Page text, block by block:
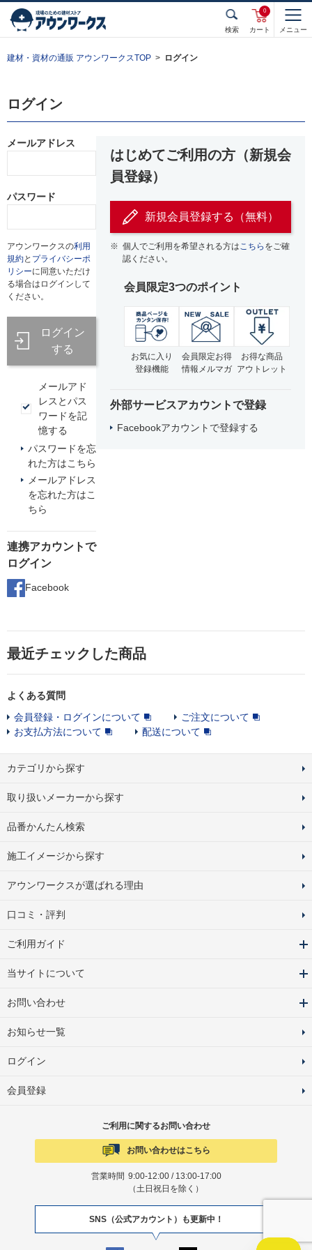
検索 カート
0
メニュー
建材・資材の通販 アウンワークスTOP ログイン
ログイン
メールアドレス
パスワード
アウンワークスの利用
規約と プライバシーポ
リシーに同意いただけ
る場合はログインして
ください。
ログイン
する
メールアド
レスとパス
ワードを記
憶する
パスワードを忘
れた方はこちら
メールアドレス
を忘れた方はこ
ちら
連携アカウントで
ログイン
Facebook
はじめてご利用の方（新規会
員登録）
新規会員登録する（無料）
※ 個人でご利用を希望される方はこちら をご確
認ください。
会員限定3つのポイント
お気に入り
登録機能
会員限定お得
情報メルマガ
お得な商品
アウトレット
外部サービスアカウントで登録
Facebookアカウントで登録する
最近チェックした商品
よくある質問
会員登録・ログインについて
ご注文について
お支払方法について
配送について
カテゴリから探す
取り扱いメーカーから探す
品番かんたん検索
施工イメージから探す
アウンワークスが選ばれる理由
口コミ・評判
ご利用ガイド
当サイトについて
お問い合わせ
お知らせ一覧
ログイン
会員登録
ご利用に関するお問い合わせ
お問い合わせはこちら
営業時間 9:00-12:00 / 13:00-17:00
（土日祝日を除く）
SNS（公式アカウント）も更新中！